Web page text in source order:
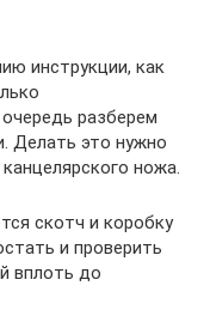
инструкции, как
разберем
Делать это нужно
ножа.
скотч и коробку
и проверить
вплоть до